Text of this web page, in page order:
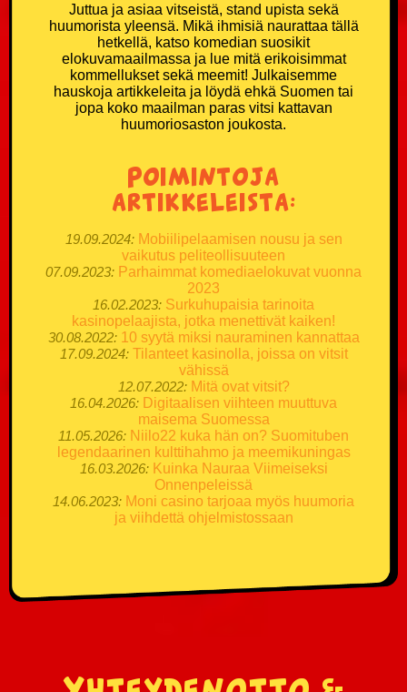
Juttua ja asiaa vitseistä, stand upista sekä
huumorista yleensä. Mikä ihmisiä naurattaa tällä
hetkellä, katso komedian suosikit
elokuvamaailmassa ja lue mitä erikoisimmat
kommellukset sekä meemit! Julkaisemme
hauskoja artikkeleita ja löydä ehkä Suomen tai
jopa koko maailman paras vitsi kattavan
huumoriosaston joukosta.
Poimintoja
artikkeleista:
19.09.2024: Mobiilipelaamisen nousu ja sen
vaikutus peliteollisuuteen
07.09.2023: Parhaimmat komediaelokuvat vuonna
2023
16.02.2023: Surkuhupaisia tarinoita
kasinopelaajista, jotka menettivät kaiken!
30.08.2022: 10 syytä miksi nauraminen kannattaa
17.09.2024: Tilanteet kasinolla, joissa on vitsit
vähissä
12.07.2022: Mitä ovat vitsit?
16.04.2026: Digitaalisen viihteen muuttuva
maisema Suomessa
11.05.2026: Niilo22 kuka hän on? Suomituben
legendaarinen kulttihahmo ja meemikuningas
16.03.2026: Kuinka Nauraa Viimeiseksi
Onnenpeleissä
14.06.2023: Moni casino tarjoaa myös huumoria
ja viihdettä ohjelmistossaan